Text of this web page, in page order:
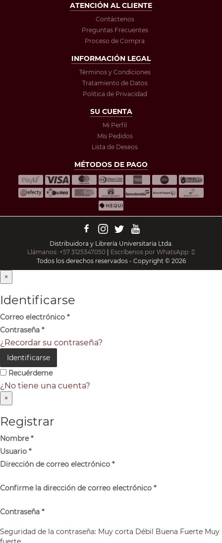
ATENCIÓN AL CLIENTE
Contáctenos
Preguntas Frecuentes
Proceso de Compra
INFORMACIÓN LEGAL
Términos y Condiciones
Tratamiento de Datos
Política de Privacidad
SU CUENTA
Mi Perfil
Mis Pedidos
Lista de Deseos
MÉTODOS DE PAGO
Distribuidora y Librería Universitaria Ltda.
Llámanos: +57 3125347050 | Escríbenos por WhatsApp:
Todos los derechos reservados - Copyright © 2026
×
Identificarse
Correo electrónico *
Contraseña *
¿Recordar su contraseña?
Identificarse
Recuérdeme
¿No tiene una cuenta?
×
Registrar
Nombre*
Usuario *
Dirección de correo electrónico *
Confirme la dirección de correo electrónico *
Contraseña *
Seguridad de la contraseña: Muy corta Débil Buena Fuerte Muy